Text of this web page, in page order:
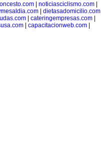
| noticiasciclismo.com|
| dietasadomicilio.com|
| cateringempresas.com|
| capacitacionweb.com|